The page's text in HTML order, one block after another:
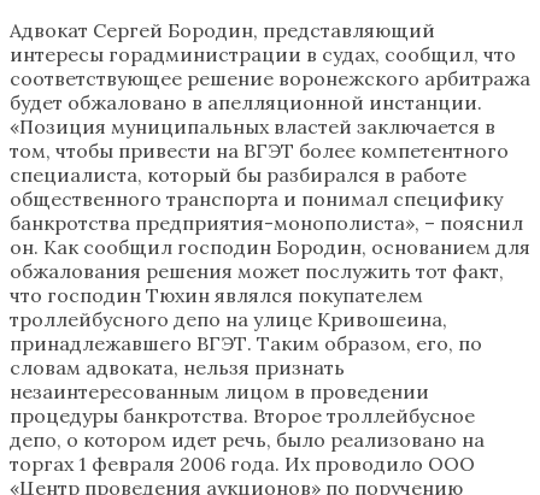
Адвокат Сергей Бородин, представляющий
интересы горадминистрации в судах, сообщил, что
соответствующее решение воронежского арбитража
будет обжаловано в апелляционной инстанции.
«Позиция муниципальных властей заключается в
том, чтобы привести на ВГЭТ более компетентного
специалиста, который бы разбирался в работе
общественного транспорта и понимал специфику
банкротства предприятия-монополиста», – пояснил
он. Как сообщил господин Бородин, основанием для
обжалования решения может послужить тот факт,
что господин Тюхин являлся покупателем
троллейбусного депо на улице Кривошеина,
принадлежавшего ВГЭТ. Таким образом, его, по
словам адвоката, нельзя признать
незаинтересованным лицом в проведении
процедуры банкротства. Второе троллейбусное
депо, о котором идет речь, было реализовано на
торгах 1 февраля 2006 года. Их проводило ООО
«Центр проведения аукционов» по поручению